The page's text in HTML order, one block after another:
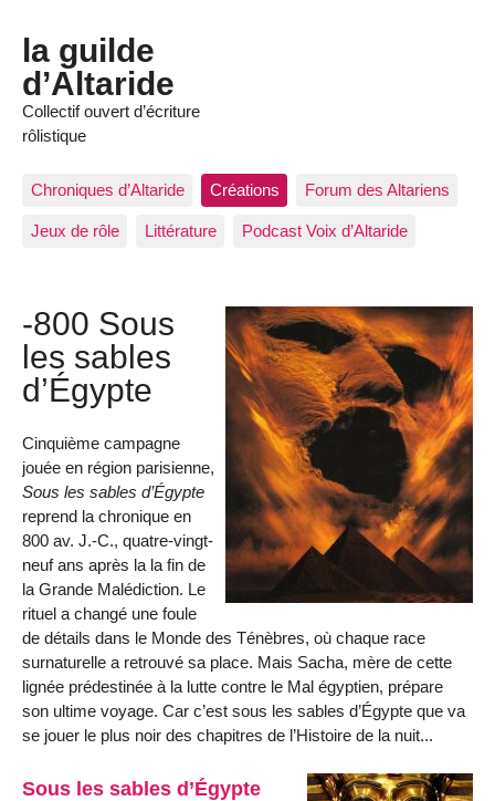
la guilde
d’Altaride
Collectif ouvert d’écriture
rôlistique
Chroniques d’Altaride Créations Forum des Altariens
Jeux de rôle Littérature Podcast Voix d’Altaride
-800 Sous
les sables
d’Égypte
Cinquième campagne
jouée en région parisienne,
Sous les sables d’Égypte
reprend la chronique en
800 av. J.-C., quatre-vingt-
neuf ans après la la fin de
la Grande Malédiction. Le
rituel a changé une foule
de détails dans le Monde des Ténèbres, où chaque race
surnaturelle a retrouvé sa place. Mais Sacha, mère de cette
lignée prédestinée à la lutte contre le Mal égyptien, prépare
son ultime voyage. Car c’est sous les sables d’Égypte que va
se jouer le plus noir des chapitres de l’Histoire de la nuit...
Sous les sables d’Égypte